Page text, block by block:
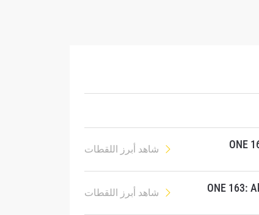
ONE شاهد أبرز اللقطات
ONE 163: شاهد أبرز اللقطات